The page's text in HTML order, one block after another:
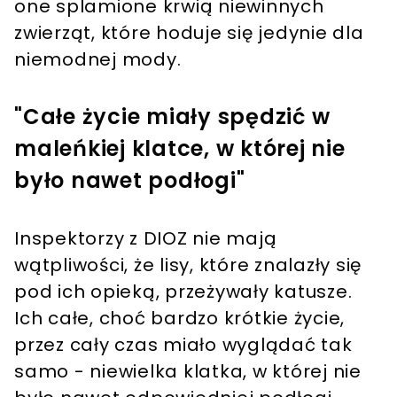
one splamione krwią niewinnych
zwierząt, które hoduje się jedynie dla
niemodnej mody.
"Całe życie miały spędzić w
maleńkiej klatce, w której nie
było nawet podłogi"
Inspektorzy z DIOZ nie mają
wątpliwości, że lisy, które znalazły się
pod ich opieką, przeżywały katusze.
Ich całe, choć bardzo krótkie życie,
przez cały czas miało wyglądać tak
samo - niewielka klatka, w której nie